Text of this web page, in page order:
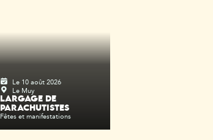
Le 10 août 2026
Le Muy
LARGAGE DE
PARACHUTISTES
Fêtes et manifestations